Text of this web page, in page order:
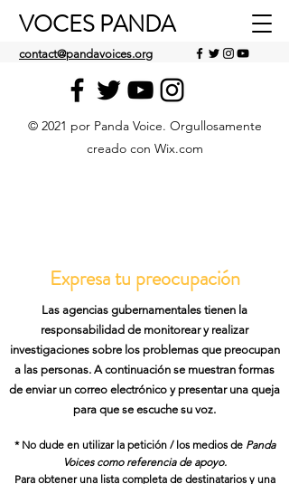
VOCES PANDA
contact@pandavoices.org
© 2021 por Panda Voice. Orgullosamente
creado con Wix.com
Expresa tu preocupación
Las agencias gubernamentales tienen la
responsabilidad de monitorear y realizar
investigaciones sobre los problemas que preocupan
a las personas. A continuación se muestran formas
de enviar un correo electrónico y presentar una queja
para que se escuche su voz.
* No dude en utilizar la petición / los medios de Panda
Voices como referencia de apoyo.
Para obtener una lista completa de destinatarios y una